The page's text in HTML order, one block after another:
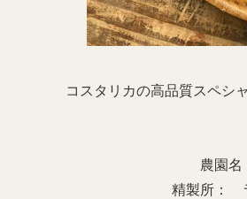
コスタリカの高品質スペシ
農園
精製所：